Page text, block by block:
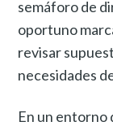
semáforo de
oportuno
revisar
necesidades
En un entorno